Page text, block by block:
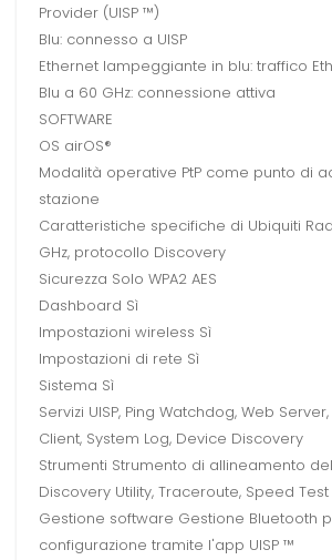
Provider (UISP ™)
Blu: connesso a UISP
Ethernet lampeggiante in blu: traffico
Blu a 60 GHz: connessione attiva
SOFTWARE
OS airOS®
Modalità operative PtP come punto di
stazione
Caratteristiche specifiche di Ubiquiti
GHz, protocollo Discovery
Sicurezza Solo WPA2 AES
Dashboard Sì
Impostazioni wireless Sì
Impostazioni di rete Sì
Sistema Sì
Servizi UISP, Ping Watchdog, Web Server,
Client, System Log, Device Discovery
Strumenti Strumento di allineamento
Discovery Utility, Traceroute, Speed ​​Test
Gestione software Gestione Bluetooth
configurazione tramite l'app UISP ™